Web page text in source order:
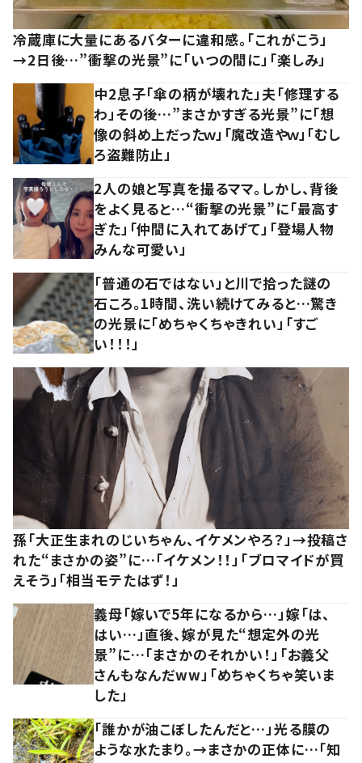
冷蔵庫に大量にあるバターに違和感。「これがこう」
→2日後…”衝撃の光景”に「いつの間に」「楽しみ」
中2息子「傘の柄が壊れた」夫「修理する
わ」その後…”まさかすぎる光景”に「想
像の斜め上だったｗ」「魔改造やｗ」「むし
ろ盗難防止」
2人の娘と写真を撮るママ。しかし、背後
をよく見ると…“衝撃の光景”に「最高す
ぎた」「仲間に入れてあげて」「登場人物
みんな可愛い」
「普通の石ではない」と川で拾った謎の
石ころ。1時間、洗い続けてみると…驚き
の光景に「めちゃくちゃきれい」「すご
い！！！」
孫「大正生まれのじいちゃん、イケメンやろ？」→投稿さ
れた“まさかの姿”に…「イケメン！！」「ブロマイドが買
えそう」「相当モテたはず！」
義母「嫁いで5年になるから…」嫁「は、
はい…」直後、嫁が見た“想定外の光
景”に…「まさかのそれかい！」「お義父
さんもなんだww」「めちゃくちゃ笑いま
した」
「誰かが油こぼしたんだと…」光る膜の
ような水たまり。→まさかの正体に…「知